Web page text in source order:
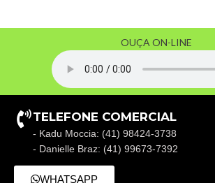
OUÇA ON-LINE
TELEFONE COMERCIAL
- Kadu Moccia: (41) 98424-3738
- Danielle Braz: (41) 99673-7392
WHATSAPP